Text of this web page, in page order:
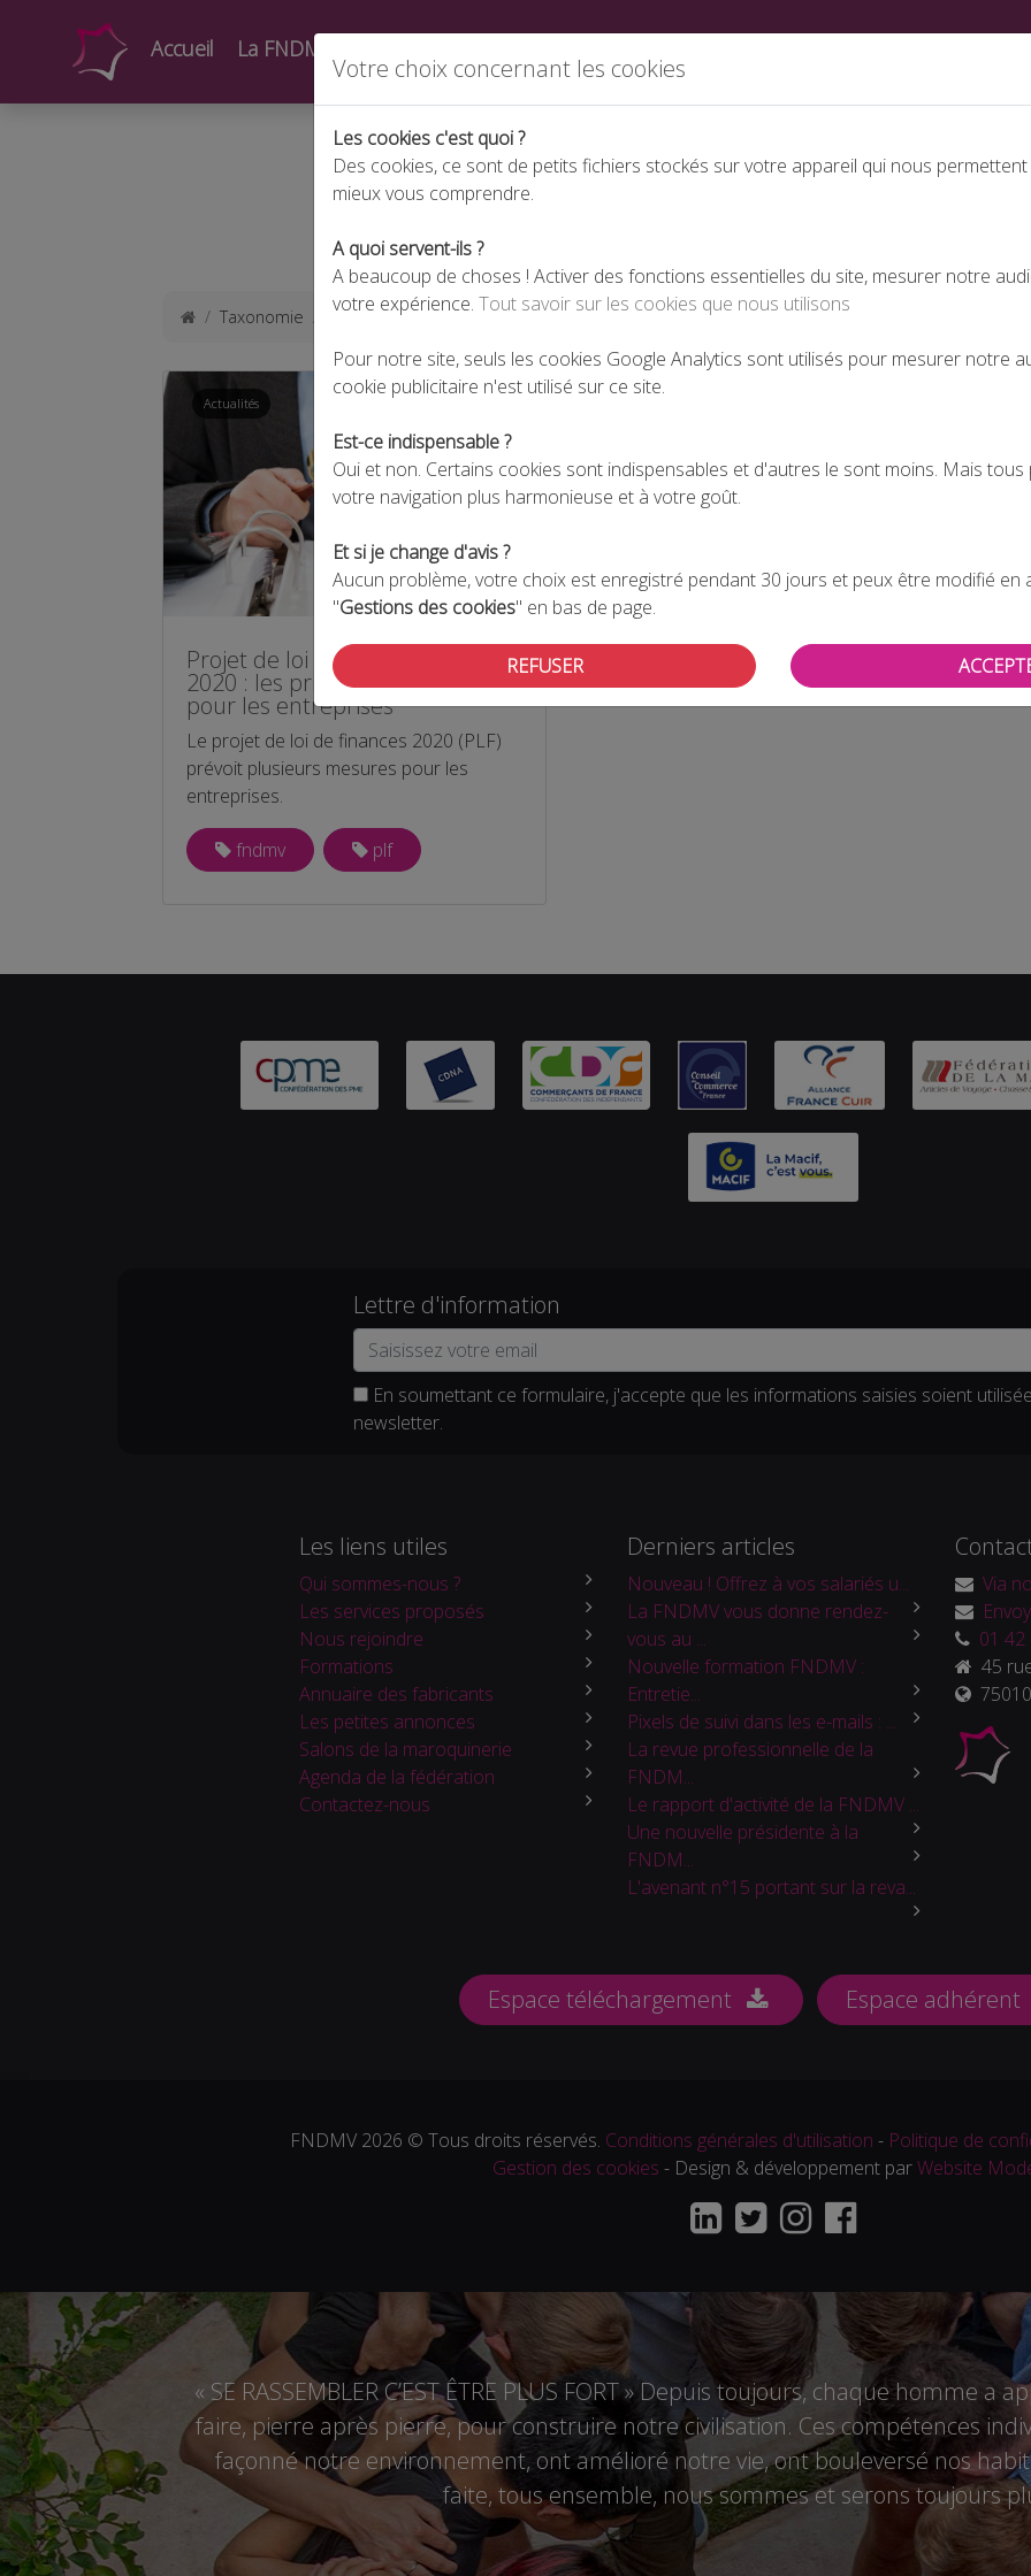
Accueil La FNDMV
Taxonomie plf
Actualités
Projet de loi de finances pour
2020 : les principales mesures
pour les entreprises
Le projet de loi de finances 2020 (PLF)
prévoit plusieurs mesures pour les
entreprises.
fndmv plf
Lettre d'information
En soumettant ce formulaire, j'accepte que les informations saisies soient
newsletter.
Les liens utiles
Qui sommes-nous ?
Les services proposés
Nous rejoindre
Formations
Annuaire des fabricants
Les petites annonces
Salons de la maroquinerie
Agenda de la fédération
Contactez-nous
Derniers articles
Nouveau ! Offrez à vos salariés u...
La FNDMV vous donne rendez-
vous au ...
Nouvelle formation FNDMV :
Entretie...
Pixels de suivi dans les e-mails : ...
La revue professionnelle de la
FNDM...
Le rapport d'activité de la FNDMV ...
Une nouvelle présidente à la
FNDM...
L'avenant n°15 portant sur la reva...
Via
01 42
45
75010
Espace téléchargement Espace adhérent
FNDMV 2026 © Tous droits réservés. Conditions générales d'utilisation - Politique de
Gestion des cookies - Design & développement parWebsite
« SE RASSEMBLER C’EST ÊTRE PLUS FORT » Depuis toujours, chaque homme a
faire, pierre après pierre, pour construire notre civilisation. Ces compétences
façonné notre environnement, ont amélioré notre vie, ont bouleversé nos
faite, tous ensemble, nous sommes et serons toujours
Votre choix concernant les cookies
Les cookies c'est quoi ?
Des cookies, ce sont de petits fichiers stockés sur votre appareil qui nous permettent
mieux vous comprendre.
A quoi servent-ils ?
A beaucoup de choses ! Activer des fonctions essentielles du site, mesurer notre
votre expérience. Tout savoir sur les cookies que nous utilisons
Pour notre site, seuls les cookies Google Analytics sont utilisés pour mesurer notre
cookie publicitaire n'est utilisé sur ce site.
Est-ce indispensable ?
Oui et non. Certains cookies sont indispensables et d'autres le sont moins. Mais
votre navigation plus harmonieuse et à votre goût.
Et si je change d'avis ?
Aucun problème, votre choix est enregistré pendant 30 jours et peux être modifié en
"Gestions des cookies" en bas de page.
REFUSER